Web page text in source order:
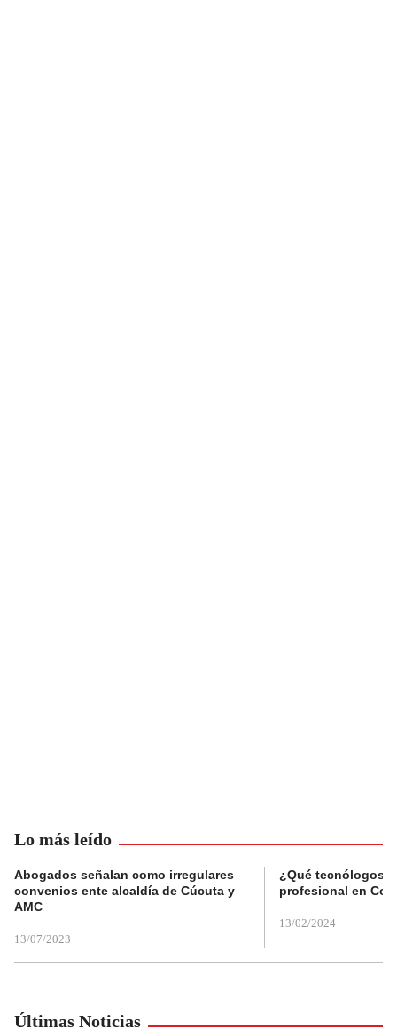
Lo más leído
Abogados señalan como irregulares
convenios ente alcaldía de Cúcuta y
AMC
13/07/2023
¿Qué tecnólogos
profesional en
13/02/2024
Últimas Noticias